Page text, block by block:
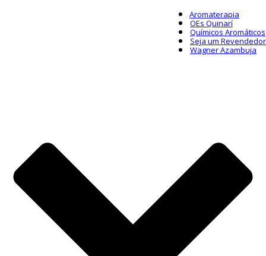
Aromaterapia
OEs Quinarí
Químicos Aromáticos
Seja um Revendedor
Wagner Azambuja